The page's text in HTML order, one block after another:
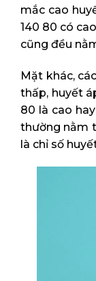
mắc cao
140 80 có
cũng đều
Mặt khác,
thấp, huyết
80 là cao
thường nằm
là chỉ số